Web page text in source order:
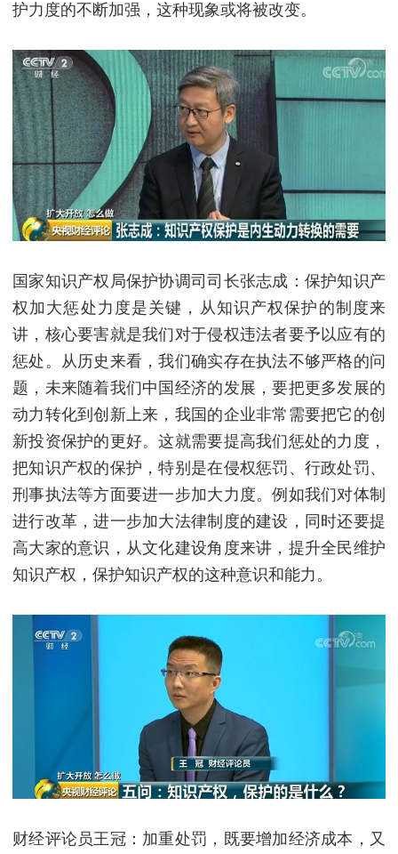
护力度的不断加强，这种现象或将被改变。
国家知识产权局保护协调司司长张志成：保护知识产
权加大惩处力度是关键，从知识产权保护的制度来
讲，核心要害就是我们对于侵权违法者要予以应有的
惩处。从历史来看，我们确实存在执法不够严格的问
题，未来随着我们中国经济的发展，要把更多发展的
动力转化到创新上来，我国的企业非常需要把它的创
新投资保护的更好。这就需要提高我们惩处的力度，
把知识产权的保护，特别是在侵权惩罚、行政处罚、
刑事执法等方面要进一步加大力度。例如我们对体制
进行改革，进一步加大法律制度的建设，同时还要提
高大家的意识，从文化建设角度来讲，提升全民维护
知识产权，保护知识产权的这种意识和能力。
财经评论员王冠：加重处罚，既要增加经济成本，又